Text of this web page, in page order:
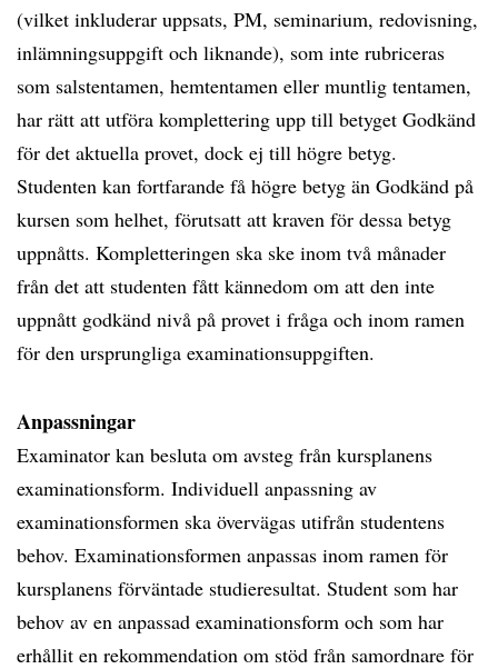
(vilket inkluderar uppsats, PM, seminarium, redovisning,
inlämningsuppgift och liknande), som inte rubriceras
som salstentamen, hemtentamen eller muntlig tentamen,
har rätt att utföra komplettering upp till betyget Godkänd
för det aktuella provet, dock ej till högre betyg.
Studenten kan fortfarande få högre betyg än Godkänd på
kursen som helhet, förutsatt att kraven för dessa betyg
uppnåtts. Kompletteringen ska ske inom två månader
från det att studenten fått kännedom om att den inte
uppnått godkänd nivå på provet i fråga och inom ramen
för den ursprungliga examinationsuppgiften.
Anpassningar
Examinator kan besluta om avsteg från kursplanens
examinationsform. Individuell anpassning av
examinationsformen ska övervägas utifrån studentens
behov. Examinationsformen anpassas inom ramen för
kursplanens förväntade studieresultat. Student som har
behov av en anpassad examinationsform och som har
erhållit en rekommendation om stöd från samordnare för